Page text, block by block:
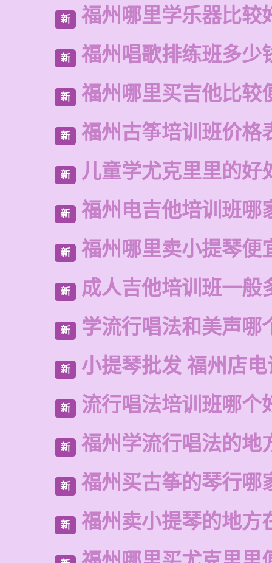
新 福州哪里学乐器比较
新 福州唱歌排练班多少
新 福州哪里买吉他比较
新 福州古筝培训班价格
新 儿童学尤克里里的好
新 福州电吉他培训班哪
新 福州哪里卖小提琴便
新 成人吉他培训班一般
新 学流行唱法和美声哪
新 小提琴批发 福州店
新 流行唱法培训班哪个
新 福州学流行唱法的地
新 福州买古筝的琴行哪
新 福州卖小提琴的地方